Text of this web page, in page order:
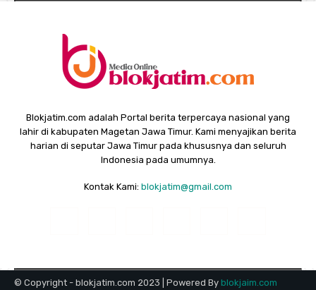
Blokjatim.com adalah Portal berita terpercaya nasional yang
lahir di kabupaten Magetan Jawa Timur. Kami menyajikan berita
harian di seputar Jawa Timur pada khususnya dan seluruh
Indonesia pada umumnya.
Kontak Kami: blokjatim@gmail.com
© Copyright - blokjatim.com 2023 | Powered By blokjaim.com